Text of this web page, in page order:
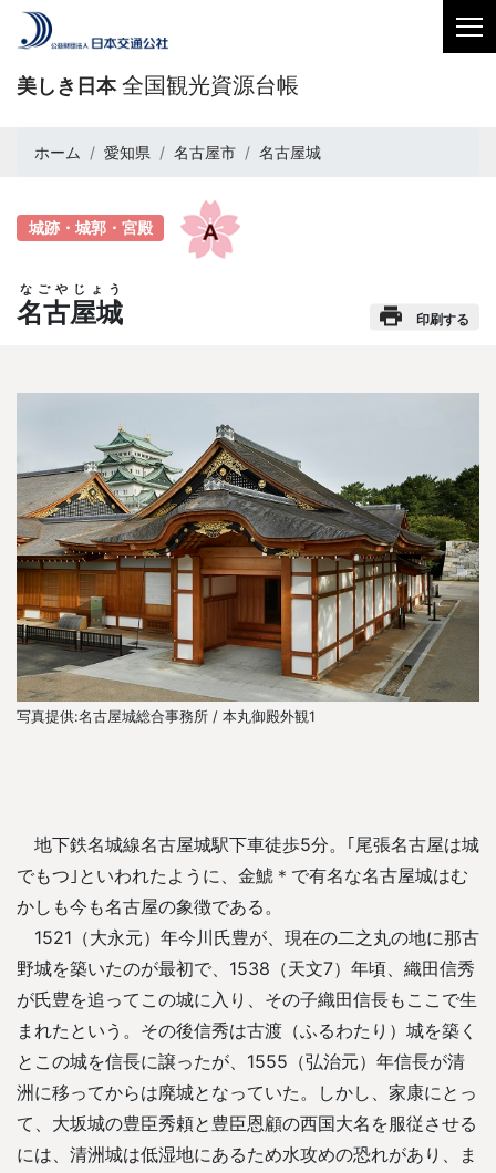
美しき日本 全国観光資源台帳
ホーム 愛知県 名古屋市 名古屋城
城跡・城郭・宮殿
名古屋城
なごやじょう
印刷する
写真提供:名古屋城総合事務所 / 本丸御殿外観1
地下鉄名城線名古屋城駅下車徒歩5分。｢尾張名古屋は城
でもつ｣といわれたように、金鯱＊で有名な名古屋城はむ
かしも今も名古屋の象徴である。
1521（大永元）年今川氏豊が、現在の二之丸の地に那古
野城を築いたのが最初で、1538（天文7）年頃、織田信秀
が氏豊を追ってこの城に入り、その子織田信長もここで生
まれたという。その後信秀は古渡（ふるわたり）城を築く
とこの城を信長に譲ったが、1555（弘治元）年信長が清
洲に移ってからは廃城となっていた。しかし、家康にとっ
て、大坂城の豊臣秀頼と豊臣恩顧の西国大名を服従させる
には、清洲城は低湿地にあるため水攻めの恐れがあり、ま